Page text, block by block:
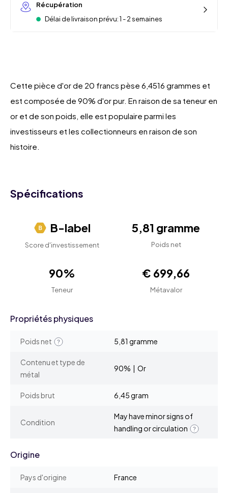
Récupération
Délai de livraison prévu: 1 - 2 semaines
Cette pièce d'or de 20 francs pèse 6,4516 grammes et
est composée de 90% d'or pur. En raison de sa teneur en
or et de son poids, elle est populaire parmi les
investisseurs et les collectionneurs en raison de son
histoire.
Spécifications
B-label
Score d'investissement
5,81 gramme
Poids net
90%
Teneur
€ 699,66
Métavalor
Propriétés physiques
Poids net 5,81 gramme
Contenu et type de
métal
90% | Or
Poids brut 6,45 gram
Condition
May have minor signs of
handling or circulation
Origine
Pays d'origine France